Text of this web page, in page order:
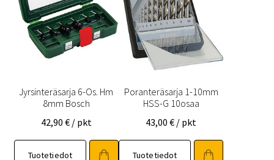
Jyrsinteräsarja 6-Os. Hm
8mm Bosch
42,90 € / pkt
Tuotetiedot
Poranteräsarja 1-10mm
HSS-G 10osaa
43,00€ / pkt
Tuotetiedot